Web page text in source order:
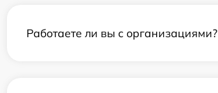
Работаете ли вы с организациями?